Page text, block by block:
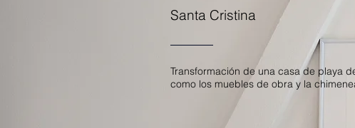
Santa Cristina
Transformación de una casa de playa
como los muebles de obra y la